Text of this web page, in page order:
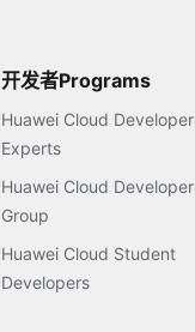
开发者Programs
Huawei Cloud Developer
Experts
Huawei Cloud Developer
Group
Huawei Cloud Student
Developers